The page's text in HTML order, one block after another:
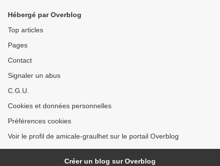
Hébergé par Overblog
Top articles
Pages
Contact
Signaler un abus
C.G.U.
Cookies et données personnelles
Préférences cookies
Voir le profil de amicale-graulhet sur le portail Overblog
Créer un blog sur Overblog